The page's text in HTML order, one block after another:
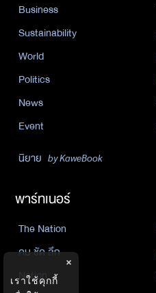
Business
Sustainability
World
Politics
News
Event
นิยาย by KaweBook
พาร์ทเนอร์
The Nation
คม ชัด ลึก
Nation
×
เราใช้คุกกี้